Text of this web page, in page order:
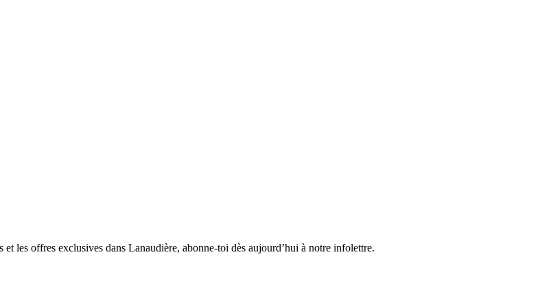
les offres exclusives dans Lanaudière, abonne-toi dès aujourd’hui à notre infolettre.